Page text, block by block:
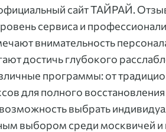
сайт ТАЙРАЙ.
сервиса и
внимательность
достичь глубокого
программы: от
для полного
выбрать
выбором среди москвичей и